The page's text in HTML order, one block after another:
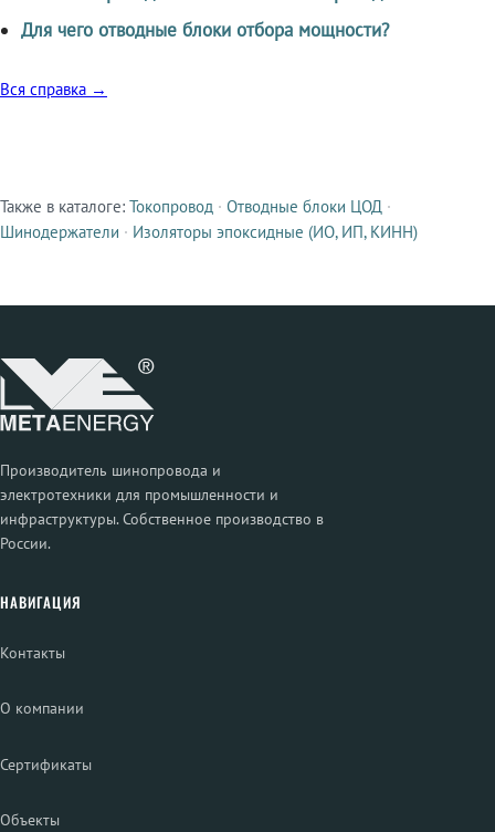
Для чего отводные блоки отбора мощности?
Вся справка →
Смежные продукты
Также в каталоге: Токопровод · Отводные блоки ЦОД ·
Шинодержатели · Изоляторы эпоксидные (ИО, ИП, КИНН)
Производитель шинопровода и
электротехники для промышленности и
инфраструктуры. Собственное производство в
России.
НАВИГАЦИЯ
Контакты
О компании
Сертификаты
Объекты